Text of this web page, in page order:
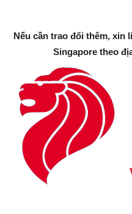
Nếu cần trao đổi thêm, xin
Singapore theo